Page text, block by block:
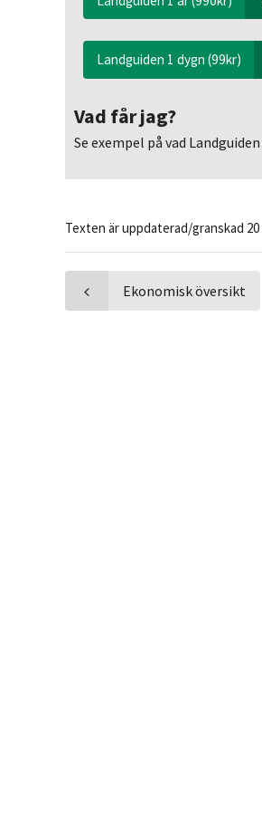
Landguiden 1 dygn (99kr)
Vad får jag?
Se exempel på vad
Texten är uppdaterad/granskad 20
Ekonomisk översikt